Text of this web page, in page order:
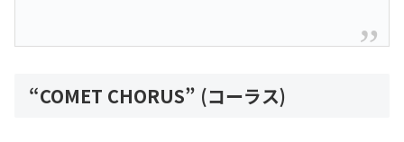
“COMET CHORUS” (コーラス)